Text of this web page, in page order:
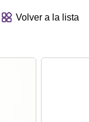
Volver a la lista